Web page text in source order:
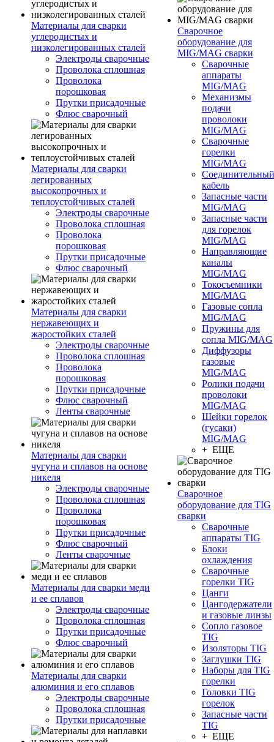
Материалы для сварки
углеродистых и
низколегированных сталей
Электроды сварочные
Проволока сплошная
Проволока
порошковая
Прутки присадочные
Флюс сварочный
Материалы для сварки
легированных
высокопрочных и
теплоустойчивых сталей
Электроды сварочные
Проволока сплошная
Проволока
порошковая
Прутки присадочные
Флюс сварочный
Материалы для сварки
нержавеющих и
жаростойких сталей
Электроды сварочные
Проволока сплошная
Проволока
порошковая
Прутки присадочные
Флюс сварочный
Ленты сварочные
Материалы для сварки
чугуна и сплавов на основе
никеля
Электроды сварочные
Проволока сплошная
Проволока
порошковая
Прутки присадочные
Флюс сварочный
Ленты сварочные
Материалы для сварки меди
и ее сплавов
Электроды сварочные
Проволока сплошная
Прутки присадочные
Флюс сварочный
Материалы для сварки
алюминия и его сплавов
Электроды сварочные
Проволока сплошная
Прутки присадочные
Сварочное
оборудование для
MIG/MAG сварки
Сварочные
аппараты
MIG/MAG
Механизмы
подачи
проволоки
MIG/MAG
Сварочные
горелки
MIG/MAG
Соединительный
кабель
Запасные части
MIG/MAG
Запасные части
для горелок
MIG/MAG
Направляющие
каналы
MIG/MAG
Токосъемники
MIG/MAG
Газовые сопла
MIG/MAG
Пружины для
сопла MIG/MAG
Диффузоры
газовые
MIG/MAG
Ролики подачи
проволоки
MIG/MAG
Шейки горелок
(гусаки)
MIG/MAG
+ ЕЩЕ
Сварочное
оборудование для TIG
сварки
Сварочные
аппараты TIG
Блоки
охлаждения
Сварочные
горелки TIG
Цанги
Цангодержатели
и газовые линзы
Сопло газовое
TIG
Изоляторы TIG
Заглушки TIG
Наборы для TIG
горелки
Головки TIG
горелок
Запасные части
TIG
+ ЕЩЕ